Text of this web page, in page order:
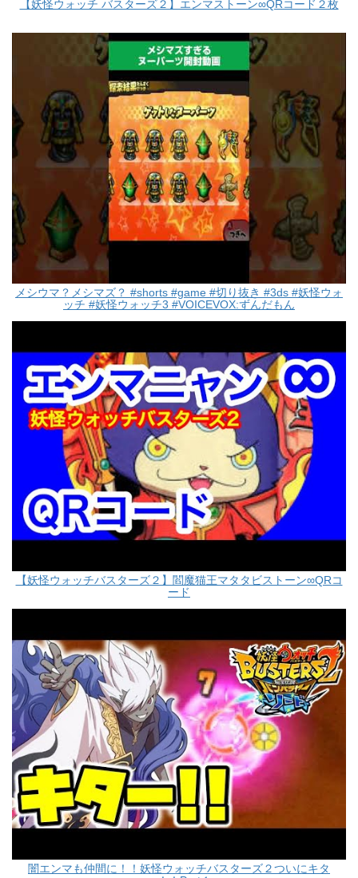
【妖怪ウォッチ バスターズ２】エンマストーン∞QRコード２枚
メシウマ？メシマズ？ #shorts #game #切り抜き #3ds #妖怪ウォ
ッチ #妖怪ウォッチ3 #VOICEVOX:ずんだもん
【妖怪ウォッチバスターズ２】閻魔猫王マタタビストーン∞QRコ
ード
闇エンマも仲間に！！妖怪ウォッチバスターズ２ついにキタ